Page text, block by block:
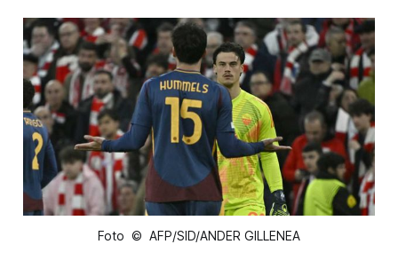
Foto © AFP/SID/ANDER GILLENEA